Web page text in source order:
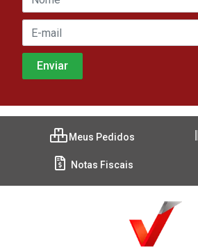
Meus Pedidos
Notas Fiscais